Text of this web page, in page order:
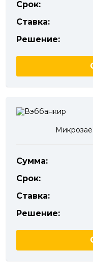
Срок:
Ставка:
Решение:
Сумма:
Срок:
Ставка:
Решение: